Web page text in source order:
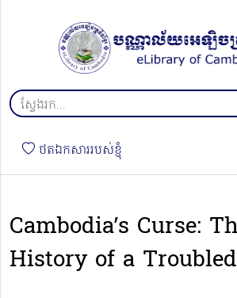
ថតឯកសាររបស់ខ្ញុំ
Cambodia’s Curse:
History of a